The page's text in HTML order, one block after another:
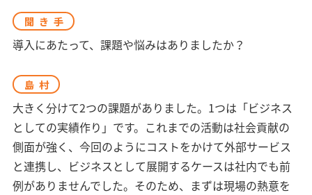
聞き手
導入にあたって、課題や悩みはありましたか？
島村
大きく分けて2つの課題がありました。1つは「ビジネス
としての実績作り」です。これまでの活動は社会貢献の
側面が強く、今回のようにコストをかけて外部サービス
と連携し、ビジネスとして展開するケースは社内でも前
例がありませんでした。そのため、まずは現場の熱意を